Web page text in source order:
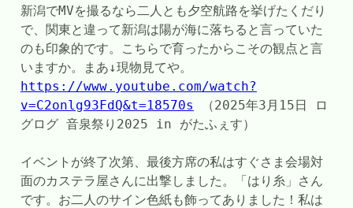
新潟でMVを撮るなら二人とも夕空航路を挙げたくだり
で、関東と違って新潟は陽が海に落ちると言っていた
のも印象的です。こちらで育ったからこその観点と言
いますか。まあ↓現物見てや。
https://www.youtube.com/watch?
v=C2onlg93FdQ&t=18570s
（2025年3月15日 ロ
グログ 音泉祭り2025 in がたふぇす）
イベントが終了次第、最後方席の私はすぐさま会場対
面のカステラ屋さんに出撃しました。「はり糸」さん
です。お二人のサイン色紙も飾ってありました！私は